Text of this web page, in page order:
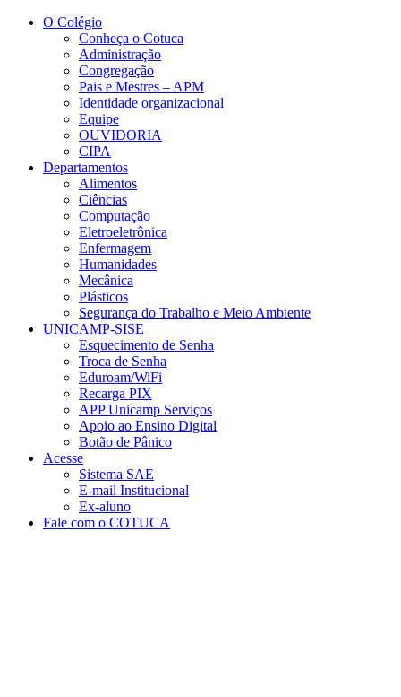
Conteúdo principal
O Colégio
Conheça o Cotuca
Administração
Congregação
Pais e Mestres – APM
Identidade organizacional
Equipe
OUVIDORIA
CIPA
Departamentos
Alimentos
Ciências
Computação
Eletroeletrônica
Enfermagem
Humanidades
Mecânica
Plásticos
Segurança do Trabalho e Meio Ambiente
UNICAMP-SISE
Esquecimento de Senha
Troca de Senha
Eduroam/WiFi
Recarga PIX
APP Unicamp Serviços
Apoio ao Ensino Digital
Botão de Pânico
Acesse
Sistema SAE
E-mail Institucional
Ex-aluno
Fale com o COTUCA